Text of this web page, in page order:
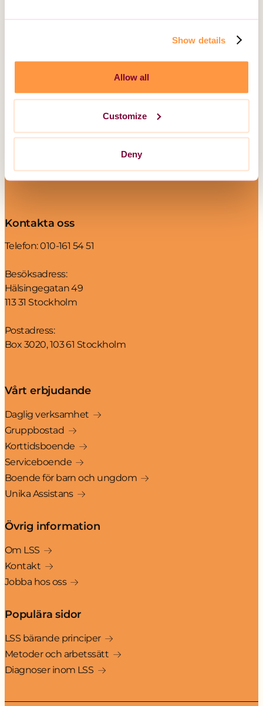
Show details
Allow all
Customize
Deny
ökad medvetenhet och motverka fördomar.
Den 21 mars vill vi uppmuntra alla att delta
och uppmärksamma vikten av ett samhälle
där alla får plats, precis som de är.
Läs mer om hur vi jobbar
Hitta verksamhet
Kontakta oss
Telefon:010-161 54 51
Besöksadress:
Hälsingegatan 49
113 31 Stockholm
Postadress:
Box 3020, 103 61 Stockholm
Vårt erbjudande
Daglig verksamhet
Gruppbostad
Korttidsboende
Serviceboende
Boende för barn och ungdom
Unika Assistans
Övrig information
Om LSS
Kontakt
Jobba hos oss
Populära sidor
LSS bärande principer
Metoder och arbetssätt
Diagnoser inom LSS